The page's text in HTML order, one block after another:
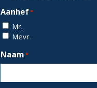
Aanhef*
Mr.
Mevr.
Naam*